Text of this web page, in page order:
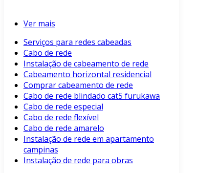
Ver mais
Serviços para redes cabeadas
Cabo de rede
Instalação de cabeamento de rede
Cabeamento horizontal residencial
Comprar cabeamento de rede
Cabo de rede blindado cat5 furukawa
Cabo de rede especial
Cabo de rede flexível
Cabo de rede amarelo
Instalação de rede em apartamento
campinas
Instalação de rede para obras